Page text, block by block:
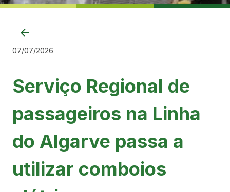
07/07/2026
Serviço Regional de
passageiros na Linha
do Algarve passa a
utilizar comboios